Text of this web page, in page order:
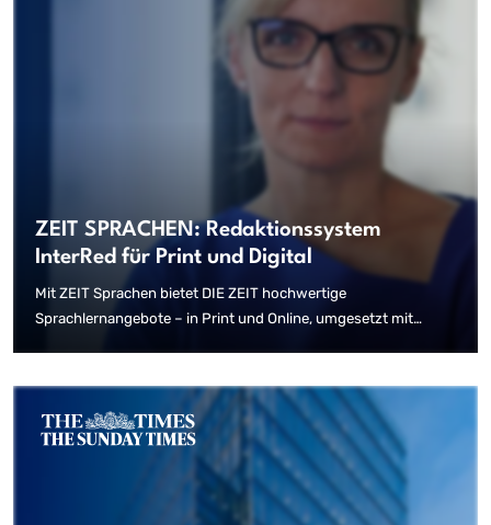
ZEIT SPRACHEN: Redaktionssystem
InterRed für Print und Digital
Mit ZEIT Sprachen bietet DIE ZEIT hochwertige
Sprachlernangebote – in Print und Online, umgesetzt mit